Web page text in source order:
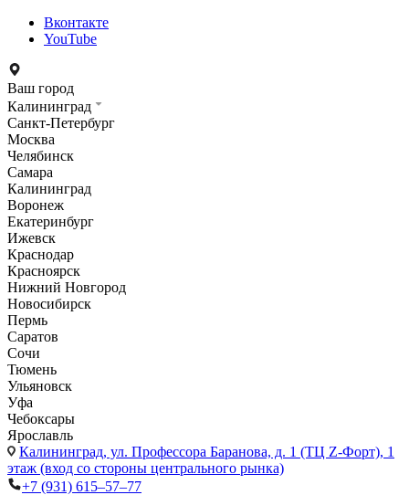
Вконтакте
YouTube
Ваш город
Калининград
Санкт-Петербург
Москва
Челябинск
Самара
Калининград
Воронеж
Екатеринбург
Ижевск
Краснодар
Красноярск
Нижний Новгород
Новосибирск
Пермь
Саратов
Сочи
Тюмень
Ульяновск
Уфа
Чебоксары
Ярославль
Калининград, ул. Профессора Баранова, д. 1 (ТЦ Z-Форт), 1
этаж (вход со стороны центрального рынка)
+7 (931) 615‒57‒77